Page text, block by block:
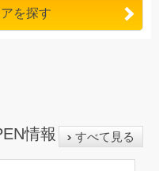
を探す
情報 すべて見る